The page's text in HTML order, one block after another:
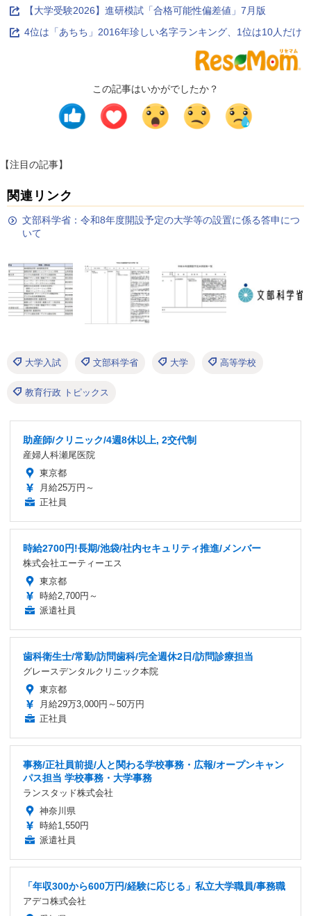
【大学受験2026】進研模試「合格可能性偏差値」7月版
4位は「あちち」2016年珍しい名字ランキング、1位は10人だけ
この記事はいかがでしたか？
【注目の記事】
関連リンク
文部科学省：令和8年度開設予定の大学等の設置に係る答申につ
いて
大学入試 文部科学省 大学 高等学校
教育行政 トピックス
助産師/クリニック/4週8休以上, 2交代制
産婦人科瀬尾医院
東京都
月給25万円～
正社員
時給2700円!長期/池袋/社内セキュリティ推進/メンバー
株式会社エーティーエス
東京都
時給2,700円～
派遣社員
歯科衛生士/常勤/訪問歯科/完全週休2日/訪問診療担当
グレースデンタルクリニック本院
東京都
月給29万3,000円～50万円
正社員
事務/正社員前提/人と関わる学校事務・広報/オープンキャン
パス担当 学校事務・大学事務
ランスタッド株式会社
神奈川県
時給1,550円
派遣社員
「年収300から600万円/経験に応じる」私立大学職員/事務職
アデコ株式会社